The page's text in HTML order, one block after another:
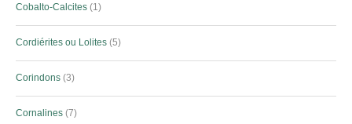
Cobalto-Calcites 1
Cordiérites ou Lolites 5
Corindons 3
Cornalines 7